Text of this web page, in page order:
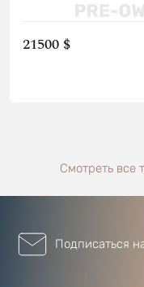
21500 $
Смотреть все
Подписаться